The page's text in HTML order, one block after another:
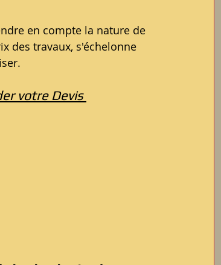
en compte la nature de
des travaux, s'échelonne
votre Devis